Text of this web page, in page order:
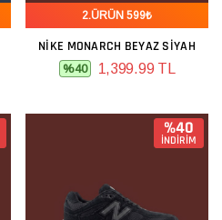
2.ÜRÜN 599₺
NIKE MONARCH BEYAZ SIYAH
%40 1,399.99 TL
%40
İNDİRİM